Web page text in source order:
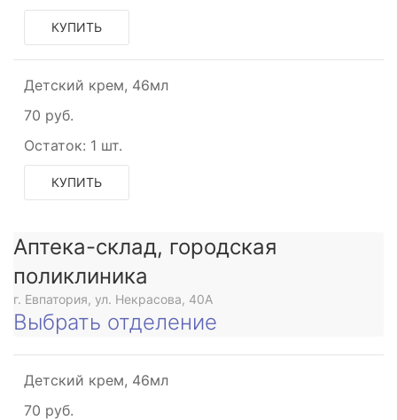
КУПИТЬ
Детский крем, 46мл
70 руб.
Остаток: 1 шт.
КУПИТЬ
Аптека-склад, городская
поликлиника
г. Евпатория, ул. Некрасова, 40A
Выбрать отделение
Детский крем, 46мл
70 руб.